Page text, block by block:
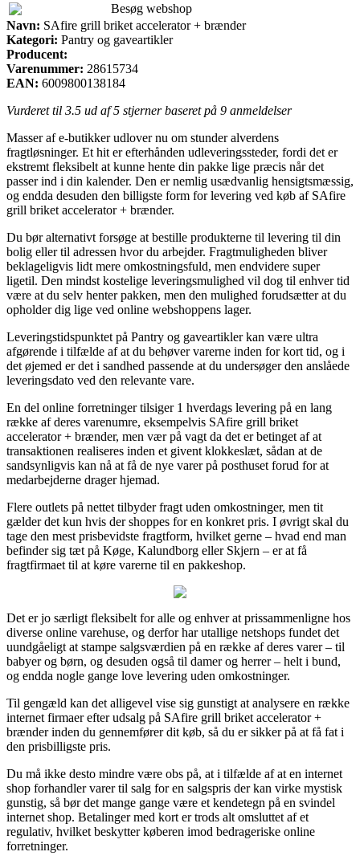
Besøg webshop
Navn: SAfire grill briket accelerator + brænder
Kategori: Pantry og gaveartikler
Producent:
Varenummer: 28615734
EAN: 6009800138184
Vurderet til 3.5 ud af 5 stjerner baseret på 9 anmeldelser
Masser af e-butikker udlover nu om stunder alverdens
fragtløsninger. Et hit er efterhånden udleveringssteder, fordi det er
ekstremt fleksibelt at kunne hente din pakke lige præcis når det
passer ind i din kalender. Den er nemlig usædvanlig hensigtsmæssig,
og endda desuden den billigste form for levering ved køb af SAfire
grill briket accelerator + brænder.
Du bør alternativt forsøge at bestille produkterne til levering til din
bolig eller til adressen hvor du arbejder. Fragtmuligheden bliver
beklageligvis lidt mere omkostningsfuld, men endvidere super
ligetil. Den mindst kostelige leveringsmulighed vil dog til enhver tid
være at du selv henter pakken, men den mulighed forudsætter at du
opholder dig lige ved online webshoppens lager.
Leveringstidspunktet på Pantry og gaveartikler kan være ultra
afgørende i tilfælde af at du behøver varerne inden for kort tid, og i
det øjemed er det i sandhed passende at du undersøger den anslåede
leveringsdato ved den relevante vare.
En del online forretninger tilsiger 1 hverdags levering på en lang
række af deres varenumre, eksempelvis SAfire grill briket
accelerator + brænder, men vær på vagt da det er betinget af at
transaktionen realiseres inden et givent klokkeslæt, sådan at de
sandsynligvis kan nå at få de nye varer på posthuset forud for at
medarbejderne drager hjemad.
Flere outlets på nettet tilbyder fragt uden omkostninger, men tit
gælder det kun hvis der shoppes for en konkret pris. I øvrigt skal du
tage den mest prisbevidste fragtform, hvilket gerne – hvad end man
befinder sig tæt på Køge, Kalundborg eller Skjern – er at få
fragtfirmaet til at køre varerne til en pakkeshop.
Det er jo særligt fleksibelt for alle og enhver at prissammenligne hos
diverse online varehuse, og derfor har utallige netshops fundet det
uundgåeligt at stampe salgsværdien på en række af deres varer – til
babyer og børn, og desuden også til damer og herrer – helt i bund,
og endda nogle gange love levering uden omkostninger.
Til gengæld kan det alligevel vise sig gunstigt at analysere en række
internet firmaer efter udsalg på SAfire grill briket accelerator +
brænder inden du gennemfører dit køb, så du er sikker på at få fat i
den prisbilligste pris.
Du må ikke desto mindre være obs på, at i tilfælde af at en internet
shop forhandler varer til salg for en salgspris der kan virke mystisk
gunstig, så bør det mange gange være et kendetegn på en svindel
internet shop. Betalinger med kort er trods alt omsluttet af et
regulativ, hvilket beskytter køberen imod bedrageriske online
forretninger.